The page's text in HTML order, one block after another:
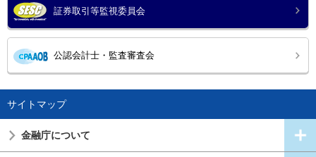
証券取引等監視委員会
公認会計士・監査審査会
サイトマップ
金融庁について